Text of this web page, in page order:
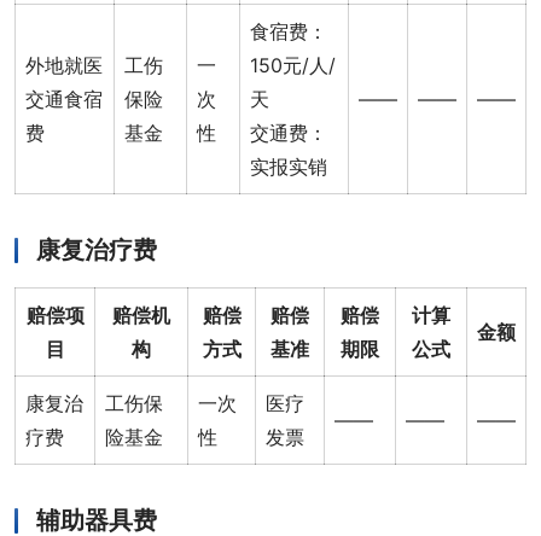
外地就医
交通食宿
费
工伤
保险
基金
一
次
性
食宿费：
150元/人/
天
交通费：
实报实销
—— —— ——
康复治疗费
赔偿项
目
赔偿机
构
赔偿
方式
赔偿
基准
赔偿
期限
计算
公式
金额
康复治
疗费
工伤保
险基金
一次
性
医疗
发票
—— —— ——
辅助器具费